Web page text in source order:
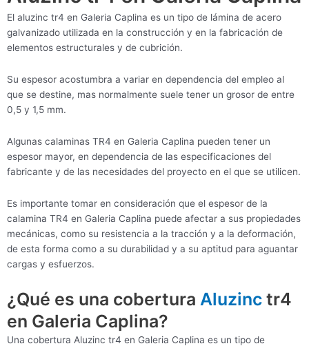
El aluzinc tr4 en Galeria Caplina es un tipo de lámina de acero
galvanizado utilizada en la construcción y en la fabricación de
elementos estructurales y de cubrición.
Su espesor acostumbra a variar en dependencia del empleo al
que se destine, mas normalmente suele tener un grosor de entre
0,5 y 1,5 mm.
Algunas calaminas TR4 en Galeria Caplina pueden tener un
espesor mayor, en dependencia de las especificaciones del
fabricante y de las necesidades del proyecto en el que se utilicen.
Es importante tomar en consideración que el espesor de la
calamina TR4 en Galeria Caplina puede afectar a sus propiedades
mecánicas, como su resistencia a la tracción y a la deformación,
de esta forma como a su durabilidad y a su aptitud para aguantar
cargas y esfuerzos.
¿Qué es una cobertura Aluzinc tr4
en Galeria Caplina?
Una cobertura Aluzinc tr4 en Galeria Caplina es un tipo de